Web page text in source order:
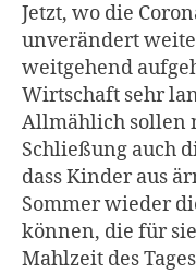
Jetzt, wo die
unverändert
weitgehend
Wirtschaft sehr
Allmählich sollen
Schließung auch
dass Kinder aus
Sommer wieder
können, die für
Mahlzeit des